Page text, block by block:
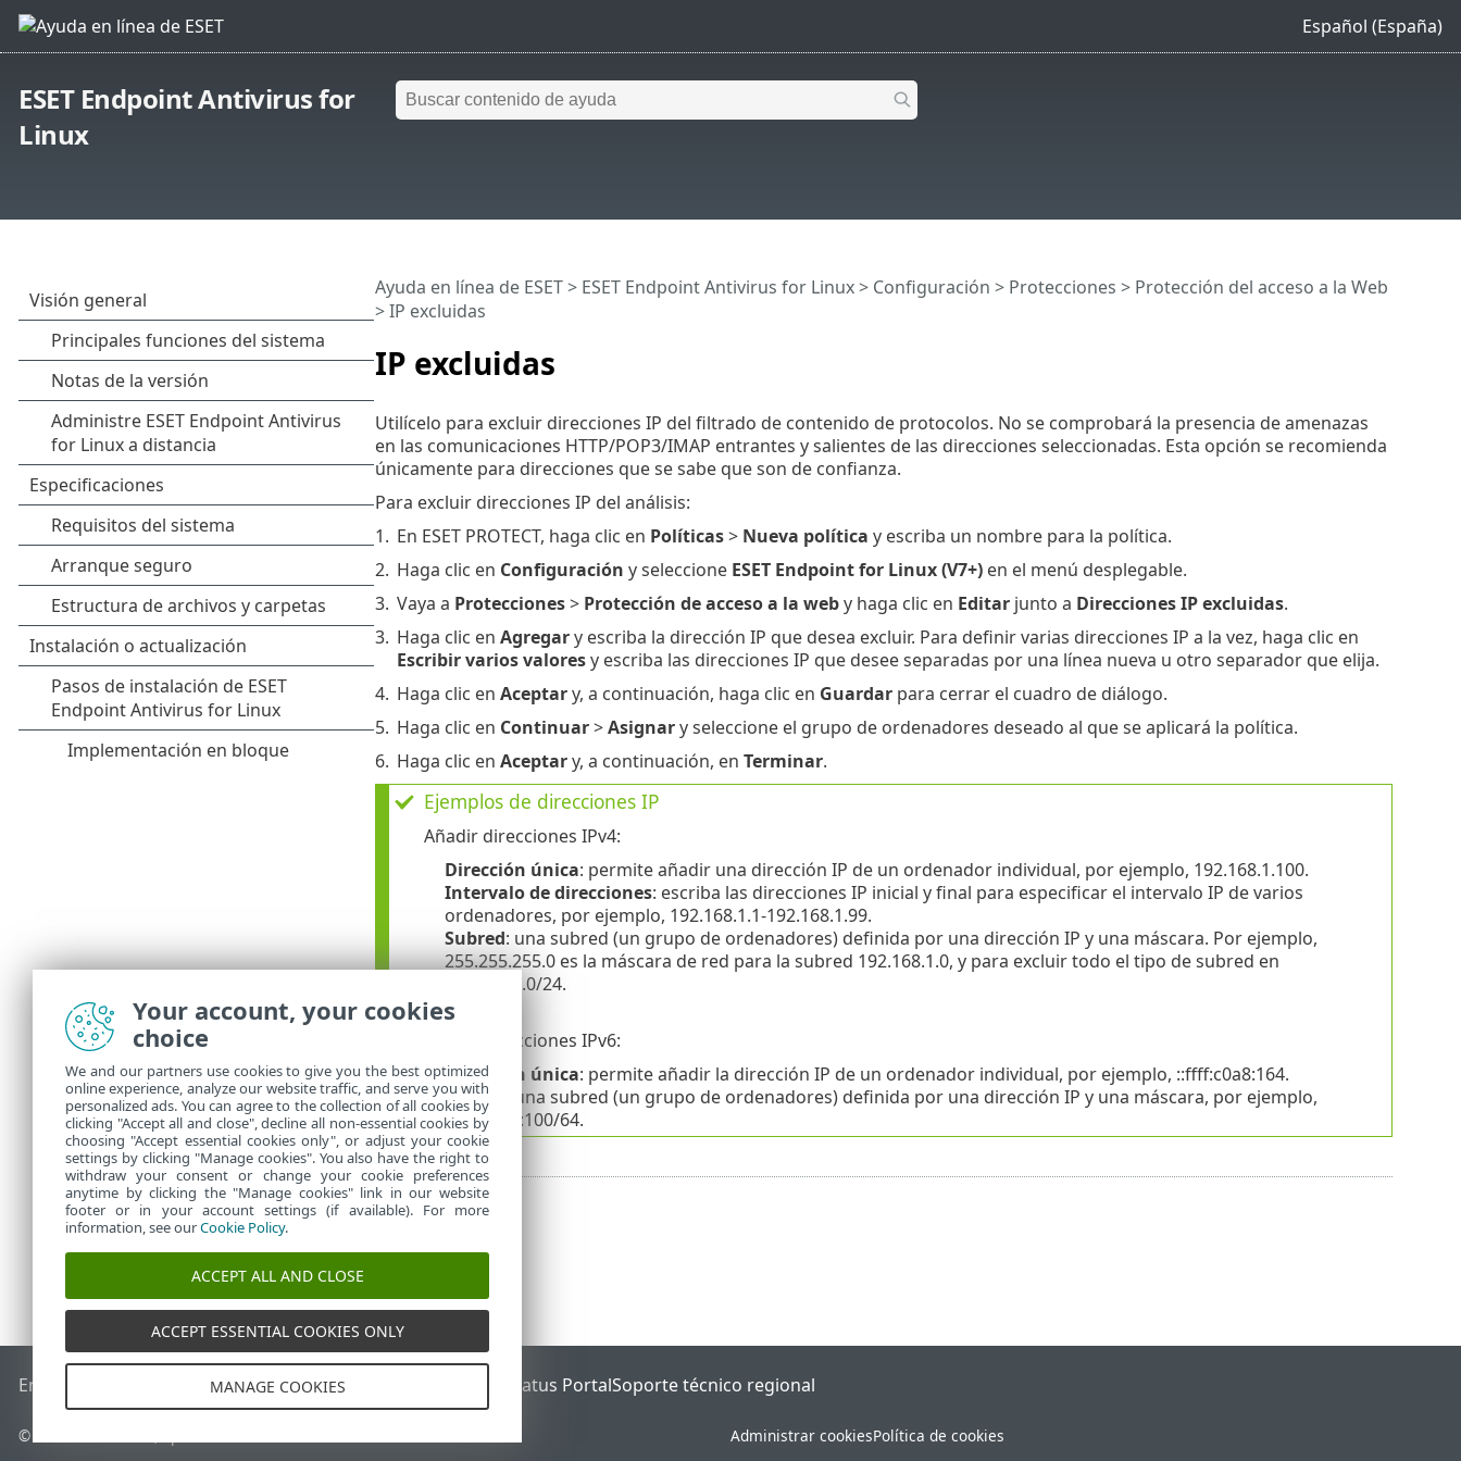
Español (España)
ESET Endpoint Antivirus for
Linux
IP excluidas
Ayuda en línea de ESET> ESET Endpoint Antivirus for Linux> Configuración > Protecciones > Protección del acceso a la Web
> IP excluidas
Utilícelo para excluir direcciones IP del filtrado de contenido de protocolos. No se comprobará la presencia de amenazas
en las comunicaciones HTTP/POP3/IMAP entrantes y salientes de las direcciones seleccionadas. Esta opción se recomienda
únicamente para direcciones que se sabe que son de confianza.
Para excluir direcciones IP del análisis:
1. En ESET PROTECT, haga clic en Políticas> Nueva política y escriba un nombre para la política.
2. Haga clic en Configuración y seleccione ESET Endpoint for Linux (V7+)en el menú desplegable.
3. Vaya a Protecciones> Protección de acceso a la weby haga clic en Editarjunto a Direcciones IP excluidas.
3. Haga clic en Agregary escriba la dirección IP que desea excluir. Para definir varias direcciones IP a la vez, haga clic en
Escribir varios valoresy escriba las direcciones IP que desee separadas por una línea nueva u otro separador que elija.
4. Haga clic en Aceptary, a continuación, haga clic en Guardarpara cerrar el cuadro de diálogo.
5. Haga clic en Continuar>Asignary seleccione el grupo de ordenadores deseado al que se aplicará la política.
6. Haga clic en Aceptary, a continuación, en Terminar.
Ejemplos de direcciones IP
Añadir direcciones IPv4:
Dirección única: permite añadir una dirección IP de un ordenador individual, por ejemplo, 192.168.1.100.
Intervalo de direcciones: escriba las direcciones IP inicial y final para especificar el intervalo IP de varios
ordenadores, por ejemplo, 192.168.1.1-192.168.1.99.
Subred: una subred (un grupo de ordenadores) definida por una dirección IP y una máscara. Por ejemplo,
255.255.255.0 es la máscara de red para la subred 192.168.1.0, y para excluir todo el tipo de subred en
192.168.1.0/24.
Añadir direcciones IPv6:
Dirección única: permite añadir la dirección IP de un ordenador individual, por ejemplo, ::ffff:c0a8:164.
Subred
: una subred (un grupo de ordenadores) definida por una dirección IP y una máscara, por ejemplo,
::ffff:c0a8:100/64.
End of Life Base de conocimiento de ESET ESET Status PortalSoporte técnico regional
© 1992 - 2025 ESET, spol. s r.o. Todos los derechos reservados. Administrar cookiesPolítica de cookies
Your account, your cookies
choice
We and our partners use cookies to give you the best optimized
online experience, analyze our website traffic, and serve you with
personalized ads. You can agree to the collection of all cookies by
clicking "Accept all and close", decline all non-essential cookies by
choosing "Accept essential cookies only", or adjust your cookie
settings by clicking "Manage cookies". You also have the right to
withdraw your consent or change your cookie preferences
anytime by clicking the "Manage cookies" link in our website
footer or in your account settings (if available). For more
information, see ourCookie Policy.
ACCEPT ALL AND CLOSE
ACCEPT ESSENTIAL COOKIES ONLY
MANAGE COOKIES